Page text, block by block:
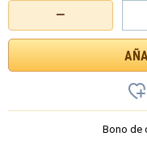
−
Bono de